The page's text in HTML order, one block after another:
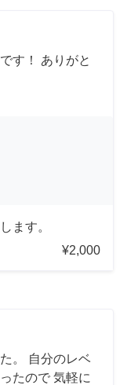
す！ ありがと
ます。
¥2,000
。 自分のレベ
たので 気軽に